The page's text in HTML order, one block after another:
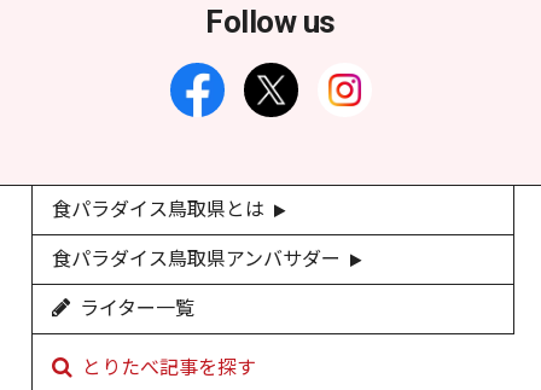
Follow us
食パラダイス鳥取県とは
食パラダイス鳥取県アンバサダー
ライター一覧
とりたべ記事を探す